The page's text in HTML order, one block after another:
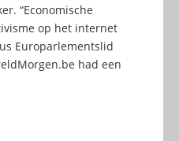
“Economische
op het internet
Europarlementslid
had een